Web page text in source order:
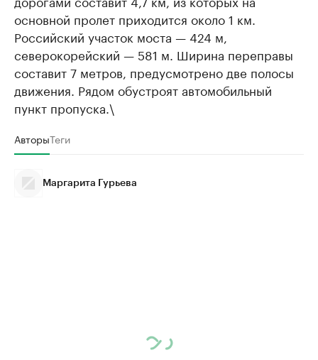
основной пролет приходится около 1 км.
Российский участок моста — 424 м,
северокорейский — 581 м. Ширина переправы
составит 7 метров, предусмотрено две полосы
движения. Рядом обустроят автомобильный
пункт пропуска.\
АвторыТеги
Маргарита Гурьева